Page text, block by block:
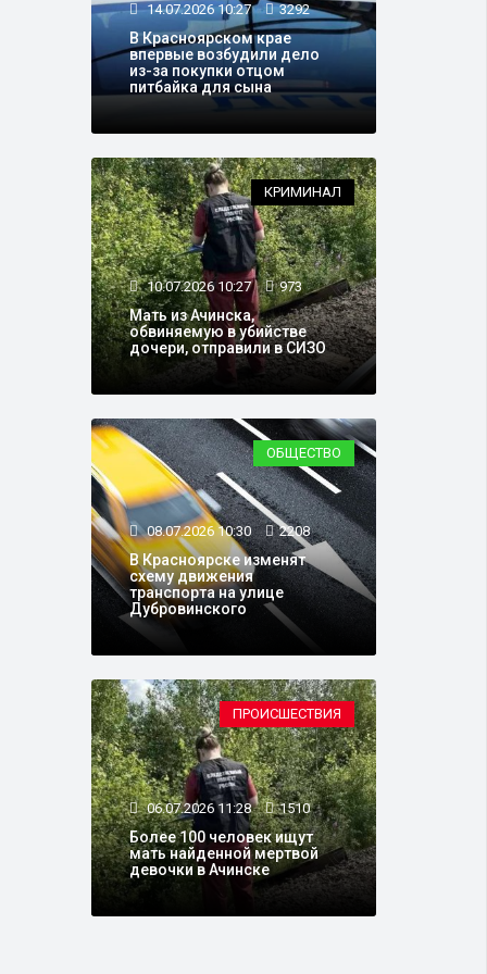
14.07.2026 10:27 3292
В Красноярском крае
впервые возбудили дело
из-за покупки отцом
питбайка для сына
КРИМИНАЛ
10.07.2026 10:27 973
Мать из Ачинска,
обвиняемую в убийстве
дочери, отправили в СИЗО
ОБЩЕСТВО
08.07.2026 10:30 2208
В Красноярске изменят
схему движения
транспорта на улице
Дубровинского
ПРОИСШЕСТВИЯ
06.07.2026 11:28 1510
Более 100 человек ищут
мать найденной мертвой
девочки в Ачинске